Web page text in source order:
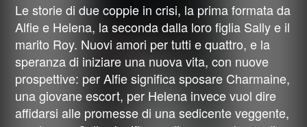
Le storie di due coppie in crisi, la prima formata da
Alfie e Helena, la seconda dalla loro figlia Sally e il
marito Roy. Nuovi amori per tutti e quattro, e la
speranza di iniziare una nuova vita, con nuove
prospettive: per Alfie significa sposare Charmaine,
una giovane escort, per Helena invece vuol dire
affidarsi alle promesse di una sedicente veggente,